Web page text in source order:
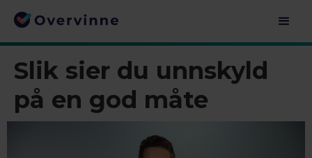
Slik sier du unnskyld
på en god måte